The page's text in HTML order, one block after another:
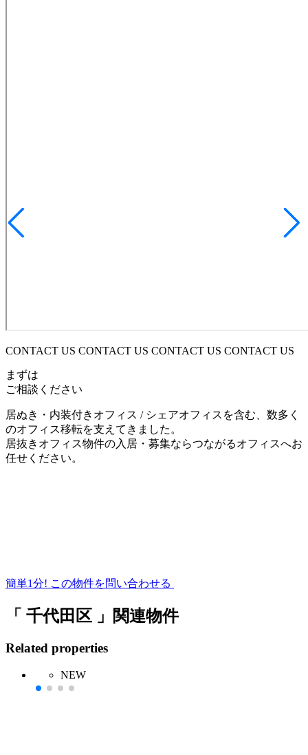
CONTACT US CONTACT US CONTACT US CONTACT US
まずは
ご相談ください
居ぬき・内装付きオフィス / シェアオフィスを含む、数多く
のオフィス移転を支えてきました。
居抜きオフィス物件の入居・募集ならつながるオフィスへお
任せください。
簡単1分! この物件を問い合わせる
「 千代田区 」関連物件
Related properties
NEW